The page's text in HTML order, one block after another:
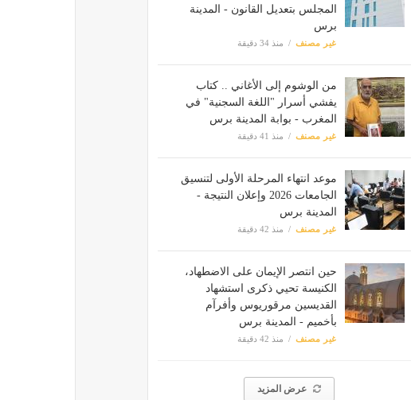
المجلس بتعديل القانون - المدينة
برس
غير مصنف منذ 34 دقيقة
من الوشوم إلى الأغاني .. كتاب
يفشي أسرار "اللغة السجنية" في
المغرب - بوابة المدينة برس
غير مصنف منذ 41 دقيقة
موعد انتهاء المرحلة الأولى لتنسيق
الجامعات 2026 وإعلان النتيجة -
المدينة برس
غير مصنف منذ 42 دقيقة
حين انتصر الإيمان على الاضطهاد،
الكنيسة تحيي ذكرى استشهاد
القديسين مرقوريوس وأفرآم
بأخميم - المدينة برس
غير مصنف منذ 42 دقيقة
عرض المزيد